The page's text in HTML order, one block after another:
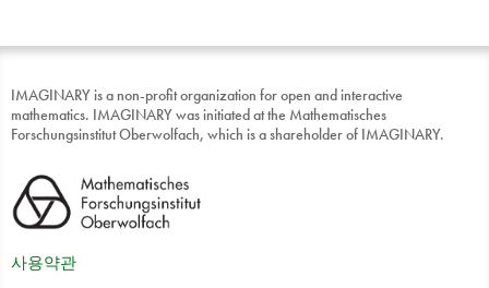
IMAGINARY is a non-profit organization for open and interactive
mathematics. IMAGINARY was initiated at the Mathematisches
Forschungsinstitut Oberwolfach, which is a shareholder of IMAGINARY.
사용약관